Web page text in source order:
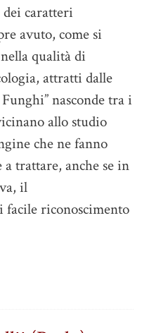
dei caratteri
avuto, come si
qualità di
attratti dalle
nasconde tra i
allo studio
che ne fanno
trattare, anche se in
il
facile riconoscimento